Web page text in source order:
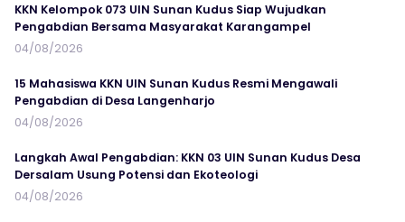
KKN Kelompok 073 UIN Sunan Kudus Siap Wujudkan
Pengabdian Bersama Masyarakat Karangampel
04/08/2026
15 Mahasiswa KKN UIN Sunan Kudus Resmi Mengawali
Pengabdian di Desa Langenharjo
04/08/2026
Langkah Awal Pengabdian: KKN 03 UIN Sunan Kudus Desa
Dersalam Usung Potensi dan Ekoteologi
04/08/2026